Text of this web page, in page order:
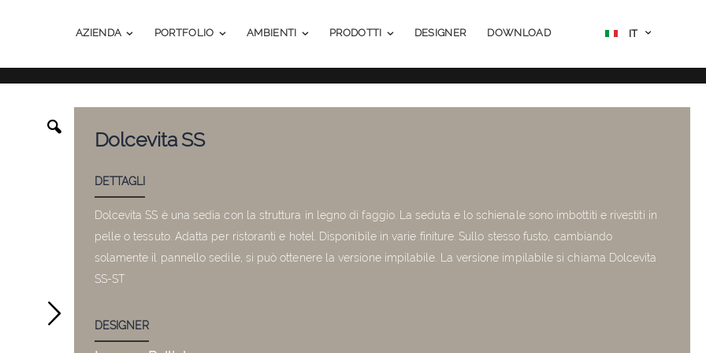
SELECT
IT
AZIENDA PORTFOLIO AMBIENTI PRODOTTI DESIGNER DOWNLOAD
Dolcevita SS
DETTAGLI
Dolcevita SS è una sedia con la struttura in legno di faggio. La seduta e lo schienale sono imbottiti e rivestiti in
pelle o tessuto. Adatta per ristoranti e hotel. Disponibile in varie finiture. Sullo stesso fusto, cambiando
solamente il pannello sedile, si può ottenere la versione impilabile. La versione impilabile si chiama Dolcevita
SS-ST
DESIGNER